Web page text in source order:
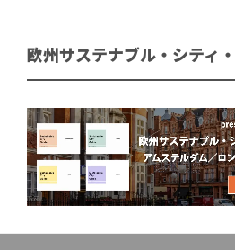
欧州サステナブル・シティ